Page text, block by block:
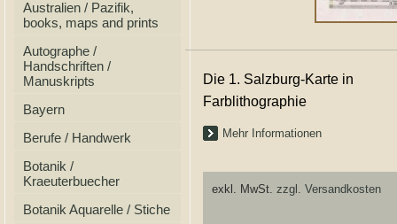
Australien / Pazifik,
books, maps and prints
Autographe /
Handschriften /
Manuskripts
Bayern
Berufe / Handwerk
Botanik /
Kraeuterbuecher
Botanik Aquarelle / Stiche
Die 1. Salzburg-Karte in
Farblithographie
Mehr Informationen
exkl. MwSt. zzgl. Versandkosten